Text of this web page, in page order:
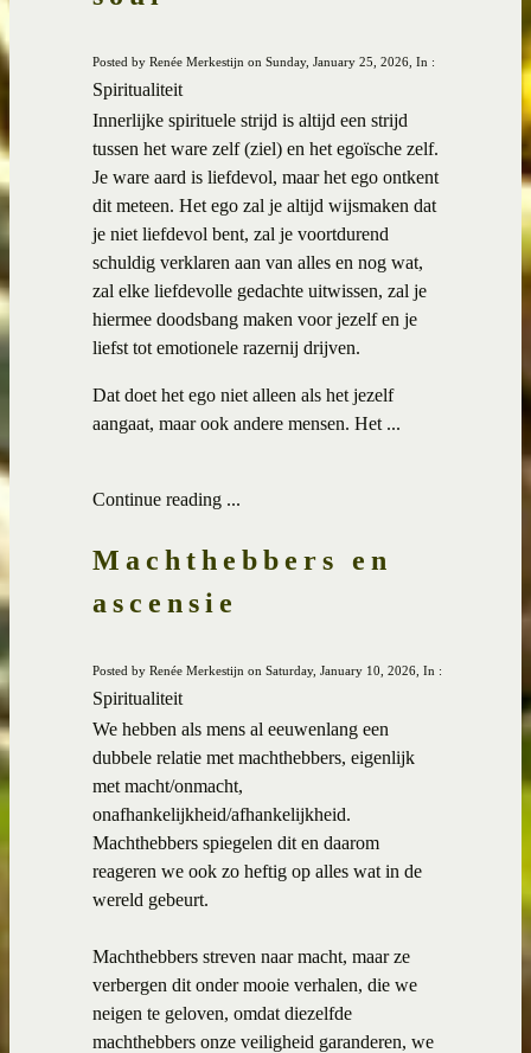
Posted by Renée Merkestijn on Sunday, January 25, 2026, In :
Spiritualiteit
Innerlijke spirituele strijd is altijd een strijd
tussen het ware zelf (ziel) en het egoïsche zelf.
Je ware aard is liefdevol, maar het ego ontkent
dit meteen. Het ego zal je altijd wijsmaken dat
je niet liefdevol bent, zal je voortdurend
schuldig verklaren aan van alles en nog wat,
zal elke liefdevolle gedachte uitwissen, zal je
hiermee doodsbang maken voor jezelf en je
liefst tot emotionele razernij drijven.
Dat doet het ego niet alleen als het jezelf
aangaat, maar ook andere mensen. Het ...
Continue reading ...
Machthebbers en
ascensie
Posted by Renée Merkestijn on Saturday, January 10, 2026, In :
Spiritualiteit
We hebben als mens al eeuwenlang een
dubbele relatie met machthebbers, eigenlijk
met macht/onmacht,
onafhankelijkheid/afhankelijkheid.
Machthebbers spiegelen dit en daarom
reageren we ook zo heftig op alles wat in de
wereld gebeurt.
Machthebbers streven naar macht, maar ze
verbergen dit onder mooie verhalen, die we
neigen te geloven, omdat diezelfde
machthebbers onze veiligheid garanderen, we